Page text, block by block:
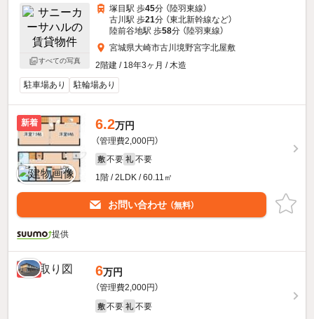
すべての写真
塚目駅 歩45分 （陸羽東線）
古川駅 歩21分 （東北新幹線など）
陸前谷地駅 歩58分 （陸羽東線）
宮城県大崎市古川境野宮字北屋敷
2階建 / 18年3ヶ月 / 木造
駐車場あり
駐輪場あり
新着 6.2万円
（管理費2,000円）
敷 不要 礼 不要
1階 / 2LDK / 60.11㎡
お問い合わせ （無料）
提供
新着 6万円
（管理費2,000円）
敷 不要 礼 不要